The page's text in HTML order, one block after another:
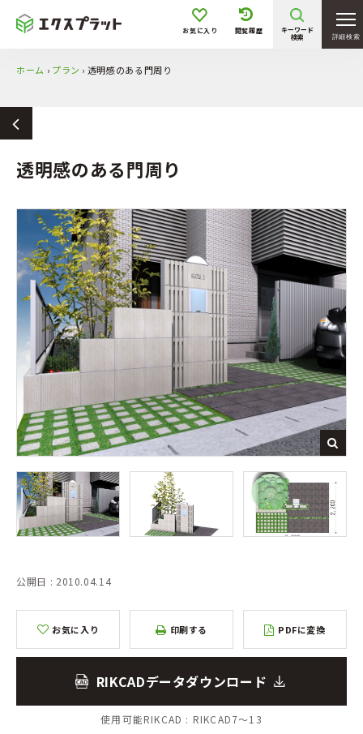
詳細検索
お気に入り 閲覧履歴
キーワード
検索
ホーム › プラン › 透明感のある門周り
透明感のある門周り
公開日 : 2010.04.14
お気に入り 印刷する PDFに変換
RIKCADデータダウンロード
使用可能RIKCAD : RIKCAD7～13